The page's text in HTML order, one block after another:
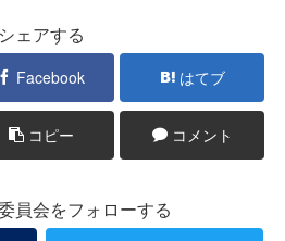
シェアする
Facebook はてブ
コピー コメント
員会をフォローする